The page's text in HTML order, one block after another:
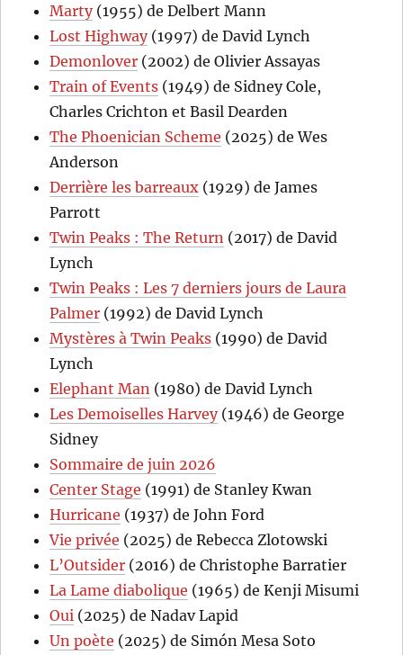
Marty(1955) de Delbert Mann
Lost Highway(1997) de David Lynch
Demonlover (2002) de Olivier Assayas
Train of Events (1949) de Sidney Cole,
Charles Crichton et Basil Dearden
The Phoenician Scheme (2025) de Wes
Anderson
Derrière les barreaux (1929) de James
Parrott
Twin Peaks : The Return (2017) de David
Lynch
Twin Peaks : Les 7 derniers jours de Laura
Palmer (1992) de David Lynch
Mystères à Twin Peaks (1990) de David
Lynch
Elephant Man (1980) de David Lynch
Les Demoiselles Harvey(1946) de George
Sidney
Sommaire de juin 2026
Center Stage (1991) de Stanley Kwan
Hurricane (1937) de John Ford
Vie privée (2025) de Rebecca Zlotowski
L’Outsider (2016) de Christophe Barratier
La Lame diabolique (1965) de Kenji Misumi
Oui (2025) de Nadav Lapid
Un poète (2025) de Simón Mesa Soto